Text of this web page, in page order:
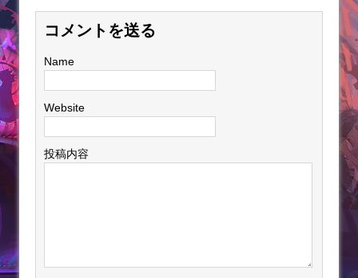
コメントを送る
Name
Website
投稿内容